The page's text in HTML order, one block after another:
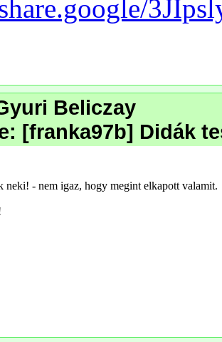
Beliczay
[franka97b] Didák